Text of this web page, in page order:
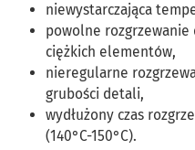
niewystarczająca
powolne
ciężkich elementów,
nieregularne
grubości detali,
wydłużony czas
(140°C-150°C).